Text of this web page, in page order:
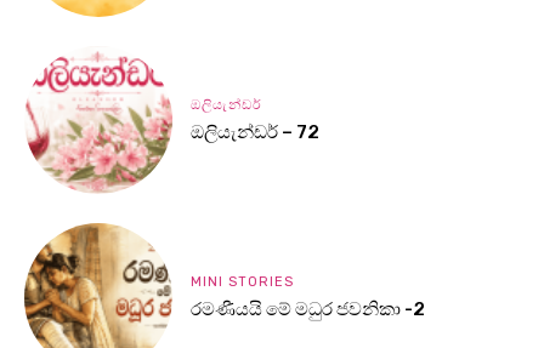
ඔලියැන්ඩර්
ඔලියැන්ඩර් – 72
MINI STORIES
රමණීයයි මේ මධුර ජවනිකා -2